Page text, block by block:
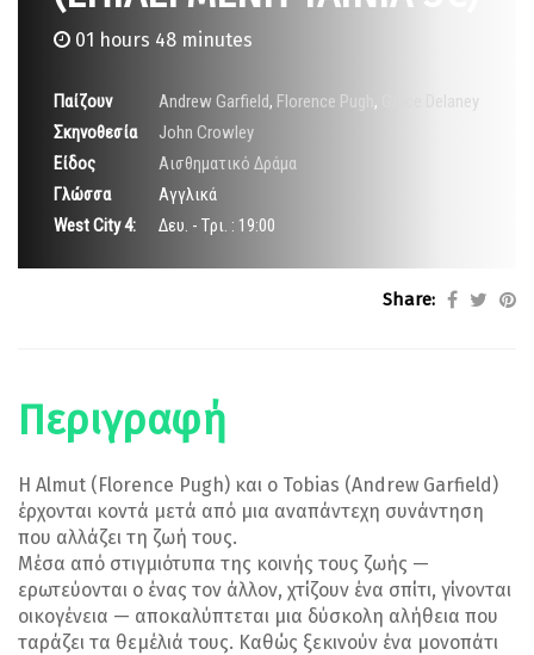
01 hours 48 minutes
Παίζουν Andrew Garfield, Florence Pugh ,
Grace Delaney
Σκηνοθεσία
John Crowley
Είδος
Αισθηματικό Δράμα
Γλώσσα
Αγγλικά
West City 4:
Δευ. - Tρι. : 19:00
Share:
Περιγραφή
Η Almut (Florence Pugh) και ο Tobias (Andrew Garfield)
έρχονται κοντά μετά από μια αναπάντεχη συνάντηση
που αλλάζει τη ζωή τους.
Μέσα από στιγμιότυπα της κοινής τους ζωής —
ερωτεύονται ο ένας τον άλλον, χτίζουν ένα σπίτι, γίνονται
οικογένεια — αποκαλύπτεται μια δύσκολη αλήθεια που
ταράζει τα θεμέλιά τους. Καθώς ξεκινούν ένα μονοπάτι